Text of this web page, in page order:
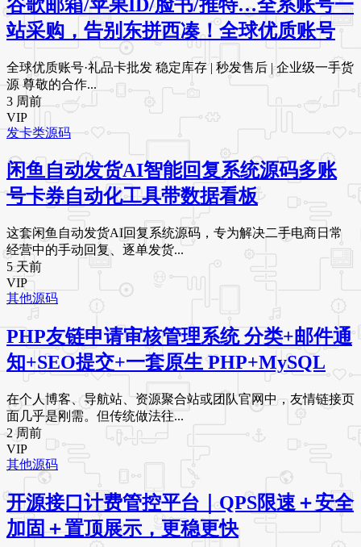
谷歌邮箱/苹果ID/脸书/推特…全系账号一
站采购，告别东拼西凑！全球优质账号
全球优质账号·礼品卡批发 稳定库存 | 秒发售后 | 企业级一手货
源 尊敬的合作...
3 周前
VIP
发卡类源码
闲鱼自动发货AI智能回复系统源码多账
号卡券自动化工具带数据看板
这套闲鱼自动发货AI回复系统源码，专为解决二手电商日常
经营中的手动回复、逐单发货...
5 天前
VIP
其他源码
PHP友链申请审核管理系统 分类+邮件通
知+SEO提交+一套原生 PHP+MySQL
在个人博客、导航站、资源聚合站或团队官网中，友情链接页
面几乎是刚需。但传统做法往...
2 周前
VIP
其他源码
开源接口计费管控平台｜QPS限速＋安全
加固＋置顶展示，更稳更快